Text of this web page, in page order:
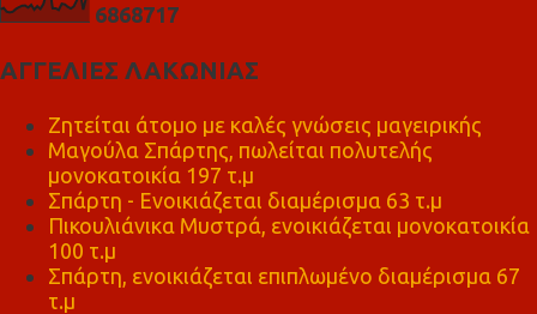
6868717
ΑΓΓΕΛΙΕΣ ΛΑΚΩΝΙΑΣ
Ζητείται άτομο με καλές γνώσεις μαγειρικής
Μαγούλα Σπάρτης, πωλείται πολυτελής
μονοκατοικία 197 τ.μ
Σπάρτη - Ενοικιάζεται διαμέρισμα 63 τ.μ
Πικουλιάνικα Μυστρά, ενοικιάζεται μονοκατοικία
100 τ.μ
Σπάρτη, ενοικιάζεται επιπλωμένο διαμέρισμα 67
τ.μ